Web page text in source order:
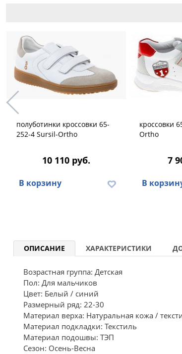
полуботинки кроссовки 65-
252-4 Sursil-Ortho
10 110 руб.
В корзину
кроссовки
Ortho
7
В
ОПИСАНИЕ ХАРАКТЕРИСТИКИ
Возрастная группа: Детская
Пол: Для мальчиков
Цвет: Белый / синий
Размерный ряд: 22-30
Материал верха: Натуральная кожа /
Материал подкладки: Текстиль
Материал подошвы: ТЭП
Сезон: Осень-Весна